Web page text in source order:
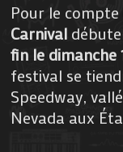
Pour le compte
Carnival
fin le dimanche
festival se
Speedway,
Nevada aux